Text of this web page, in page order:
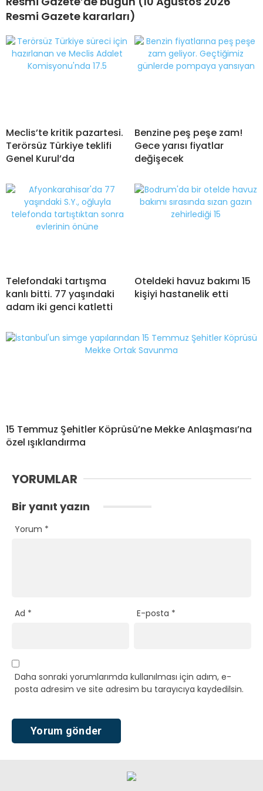
Resmi Gazete kararları)
Meclis’te kritik pazartesi.
Terörsüz Türkiye teklifi
Genel Kurul’da
Benzine peş peşe zam!
Gece yarısı fiyatlar
değişecek
Telefondaki tartışma
kanlı bitti. 77 yaşındaki
adam iki genci katletti
Oteldeki havuz bakımı 15
kişiyi hastanelik etti
15 Temmuz Şehitler Köprüsü’ne Mekke Anlaşması’na
özel ışıklandırma
YORUMLAR
Bir yanıt yazın
Yorum *
Ad * E-posta *
Daha sonraki yorumlarımda kullanılması için adım, e-
posta adresim ve site adresim bu tarayıcıya kaydedilsin.